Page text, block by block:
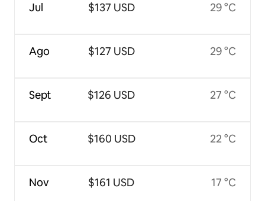
Jul
Ago
Sept
Oct
Nov
$137 USD
$127 USD
$126 USD
$160 USD
$161 USD
29 °C
29 °C
27 °C
22 °C
17 °C